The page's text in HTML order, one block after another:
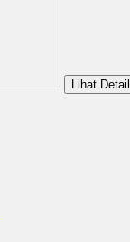
Lihat Detail